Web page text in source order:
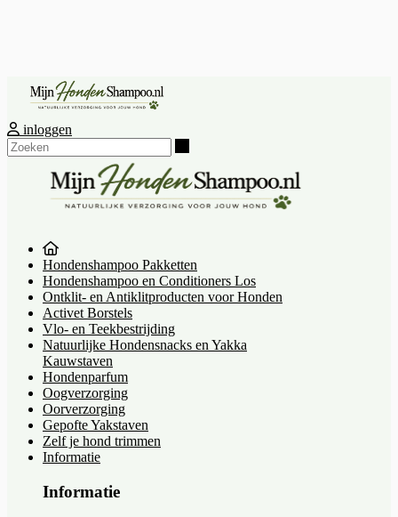
inloggen
Hondenshampoo Pakketten
Hondenshampoo en Conditioners Los
Ontklit- en Antiklitproducten voor Honden
Activet Borstels
Vlo- en Teekbestrijding
Natuurlijke Hondensnacks en Yakka
Kauwstaven
Hondenparfum
Oogverzorging
Oorverzorging
Gepofte Yakstaven
Zelf je hond trimmen
Informatie
Informatie